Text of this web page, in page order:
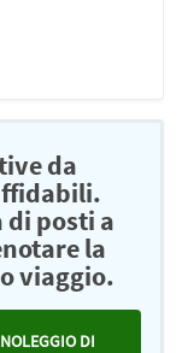
da
di posti a
la
viaggio.
DI